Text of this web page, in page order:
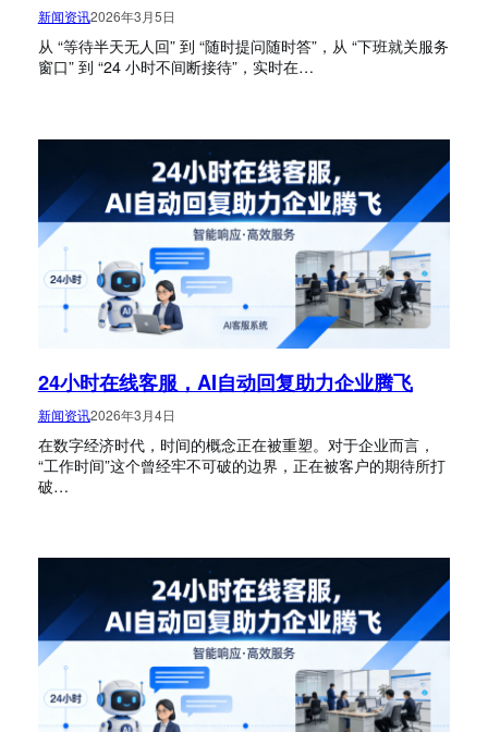
新闻资讯2026年3月5日
从 “等待半天无人回” 到 “随时提问随时答”，从 “下班就关服务
窗口” 到 “24 小时不间断接待”，实时在…
24小时在线客服，AI自动回复助力企业腾飞
新闻资讯2026年3月4日
在数字经济时代，时间的概念正在被重塑。对于企业而言，
“工作时间”这个曾经牢不可破的边界，正在被客户的期待所打
破…